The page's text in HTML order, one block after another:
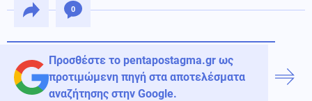
0
Προσθέστε το pentapostagma.gr ως
προτιμώμενη πηγή στα αποτελέσματα
αναζήτησης στην Google.